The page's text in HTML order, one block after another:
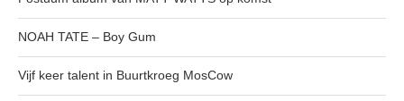
NOAH TATE – Boy Gum
Vijf keer talent in Buurtkroeg MosCow